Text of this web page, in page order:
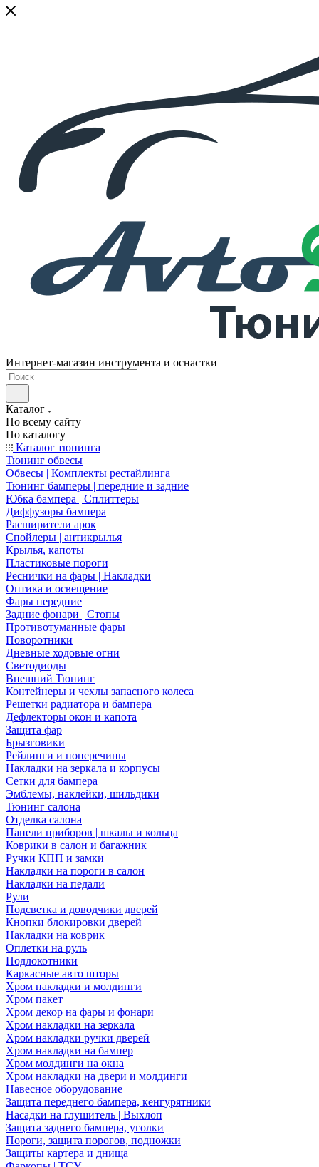
Интернет-магазин инструмента и оснастки
Каталог
По всему сайту
По каталогу
Каталог тюнинга
Тюнинг обвесы
Обвесы | Комплекты рестайлинга
Тюнинг бамперы | передние и задние
Юбка бампера | Сплиттеры
Диффузоры бампера
Расширители арок
Спойлеры | антикрылья
Крылья, капоты
Пластиковые пороги
Реснички на фары | Накладки
Оптика и освещение
Фары передние
Задние фонари | Стопы
Противотуманные фары
Поворотники
Дневные ходовые огни
Светодиоды
Внешний Тюнинг
Контейнеры и чехлы запасного колеса
Решетки радиатора и бампера
Дефлекторы окон и капота
Защита фар
Брызговики
Рейлинги и поперечины
Накладки на зеркала и корпусы
Сетки для бампера
Эмблемы, наклейки, шильдики
Тюнинг салона
Отделка салона
Панели приборов | шкалы и кольца
Коврики в салон и багажник
Ручки КПП и замки
Накладки на пороги в салон
Накладки на педали
Рули
Подсветка и доводчики дверей
Кнопки блокировки дверей
Накладки на коврик
Оплетки на руль
Подлокотники
Каркасные авто шторы
Хром накладки и молдинги
Хром пакет
Хром декор на фары и фонари
Хром накладки на зеркала
Хром накладки ручки дверей
Хром накладки на бампер
Хром молдинги на окна
Хром накладки на двери и молдинги
Навесное оборудование
Защита переднего бампера, кенгурятники
Насадки на глушитель | Выхлоп
Защита заднего бампера, уголки
Пороги, защита порогов, подножки
Защиты картера и днища